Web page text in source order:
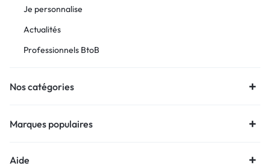
Je personnalise
Actualités
Professionnels BtoB
Nos catégories
Marques populaires
Aide